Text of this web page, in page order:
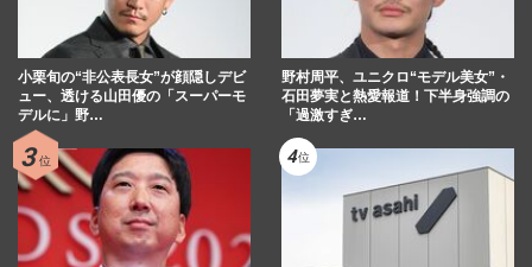
小栗旬の“非公表長女”が顔隠しデビ
ュー、透ける山田優の「スーパーモ
デルに」野…
野村周平、ユニクロ“モデル美女”・
石田夢実と熱愛報道！下半身強調の
「過激すぎ…